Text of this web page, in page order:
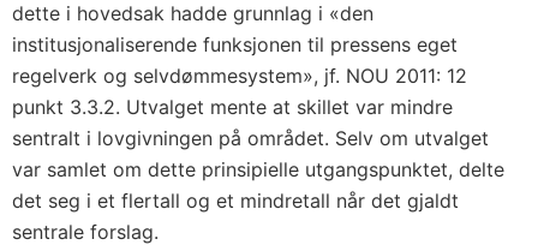
dette i hovedsak hadde grunnlag i «den
institusjonaliserende funksjonen til pressens eget
regelverk og selvdømmesystem», jf. NOU 2011: 12
punkt 3.3.2. Utvalget mente at skillet var mindre
sentralt i lovgivningen på området. Selv om utvalget
var samlet om dette prinsipielle utgangspunktet, delte
det seg i et flertall og et mindretall når det gjaldt
sentrale forslag.